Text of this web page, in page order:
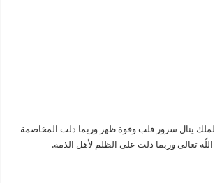
ينال سرور قلب وقوة ظهر وربما دلت المخاصمة
تعالى وربما دلت على الظلم لأهل الذمة.